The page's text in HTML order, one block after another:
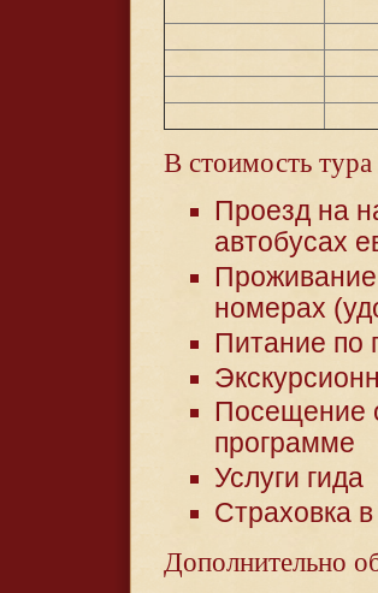
В стоимость
Проезд на
автобусах
номерах
Питание по
Посещение
программе
Услуги гида
Страховка
Дополнительно